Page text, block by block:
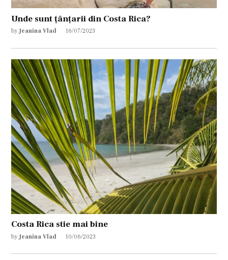
Unde sunt țânțarii din Costa Rica?
by Jeanina Vlad 16/07/2023
Costa Rica stie mai bine
by Jeanina Vlad 10/06/2023